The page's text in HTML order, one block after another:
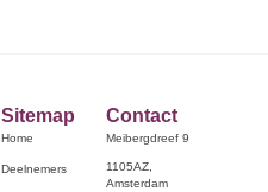
Sitemap
Home
Deelnemers
Contact
Meibergdreef 9
1105AZ,
Amsterdam